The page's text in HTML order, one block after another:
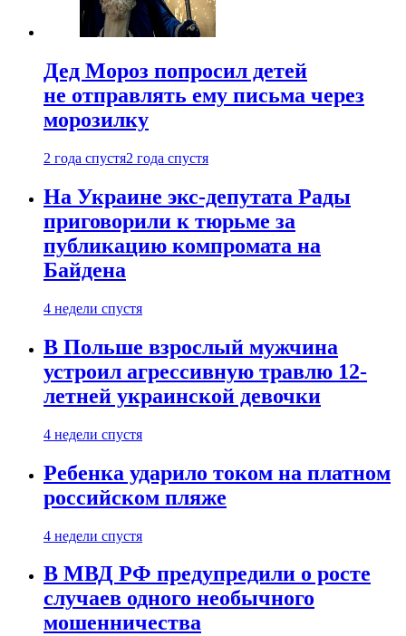
Дед Мороз попросил детей
не отправлять ему письма через
морозилку
2 года спустя2 года спустя
На Украине экс-депутата Рады
приговорили к тюрьме за
публикацию компромата на
Байдена
4 недели спустя
В Польше взрослый мужчина
устроил агрессивную травлю 12-
летней украинской девочки
4 недели спустя
Ребенка ударило током на платном
российском пляже
4 недели спустя
В МВД РФ предупредили о росте
случаев одного необычного
мошенничества